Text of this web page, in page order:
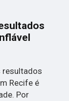
resultados
Recife é
Por